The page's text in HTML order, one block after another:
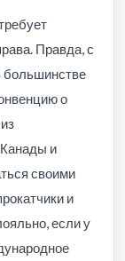
Правда, с
большинстве
о
и
своими
и
если у